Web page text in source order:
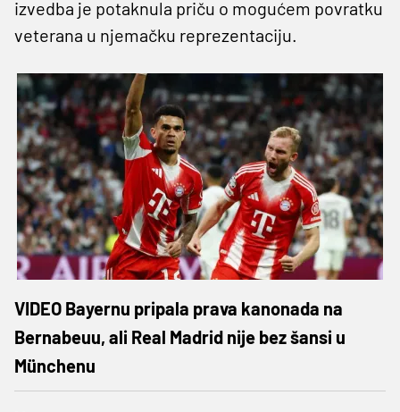
izvedba je potaknula priču o mogućem povratku
veterana u njemačku reprezentaciju.
VIDEO Bayernu pripala prava kanonada na
Bernabeuu, ali Real Madrid nije bez šansi u
Münchenu